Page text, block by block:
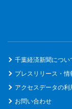
千葉経済新聞につい
プレスリリース・
アクセスデータの利
お問い合わせ